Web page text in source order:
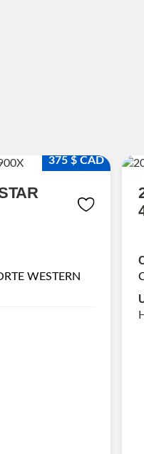
375 $ CAD
WESTERN